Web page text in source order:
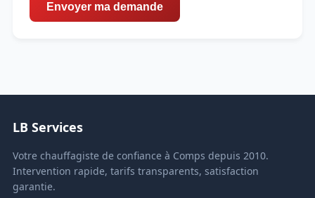
LB Services
Votre chauffagiste de confiance à Comps depuis 2010.
Intervention rapide, tarifs transparents, satisfaction
garantie.